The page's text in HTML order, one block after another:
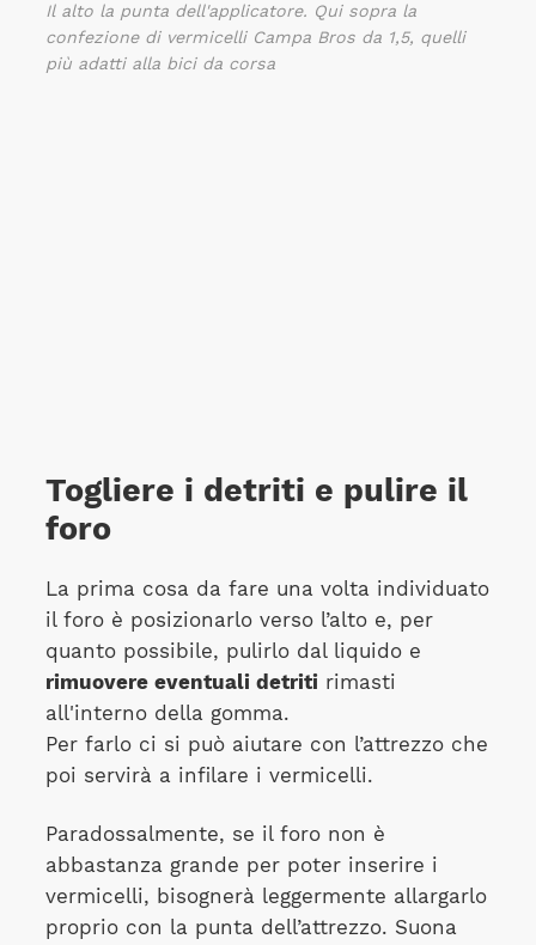
Il alto la punta dell'applicatore. Qui sopra la
confezione di vermicelli Campa Bros da 1,5, quelli
più adatti alla bici da corsa
Togliere i detriti e pulire il
foro
La prima cosa da fare una volta individuato
il foro è posizionarlo verso l’alto e, per
quanto possibile, pulirlo dal liquido e
rimuovere eventuali detritirimasti
all'interno della gomma.
Per farlo ci si può aiutare con l’attrezzo che
poi servirà a infilare i vermicelli.
Paradossalmente, se il foro non è
abbastanza grande per poter inserire i
vermicelli, bisognerà leggermente allargarlo
proprio con la punta dell’attrezzo. Suona